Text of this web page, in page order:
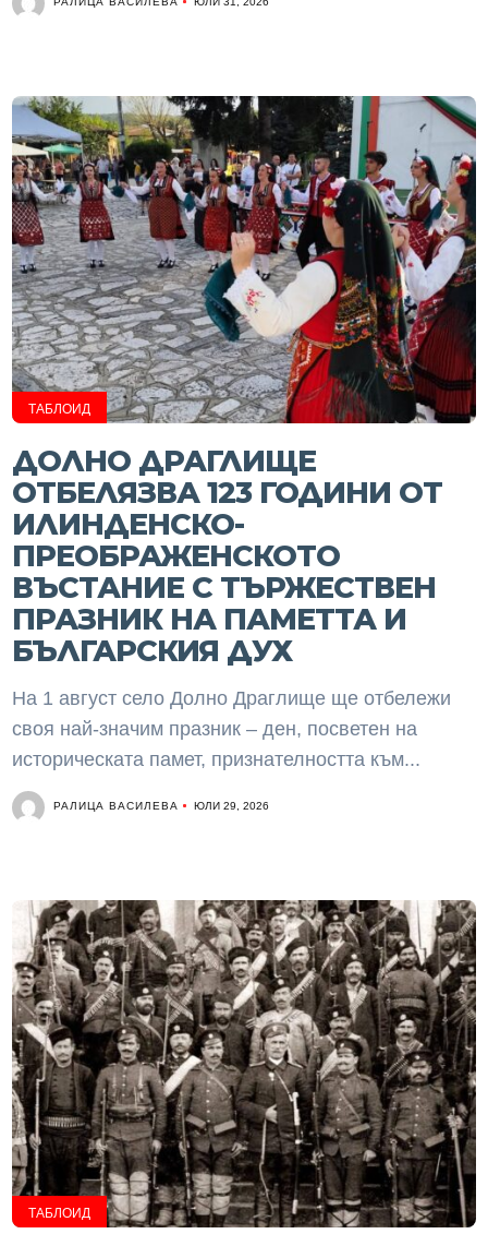
ТАБЛОИД
ДОЛНО ДРАГЛИЩЕ
ОТБЕЛЯЗВА 123 ГОДИНИ ОТ
ИЛИНДЕНСКО-
ПРЕОБРАЖЕНСКОТО
ВЪСТАНИЕ С ТЪРЖЕСТВЕН
ПРАЗНИК НА ПАМЕТТА И
БЪЛГАРСКИЯ ДУХ
На 1 август село Долно Драглище ще отбележи
своя най-значим празник – ден, посветен на
историческата памет, признателността към...
РАЛИЦА ВАСИЛЕВА ЮЛИ 29, 2026
ТАБЛОИД